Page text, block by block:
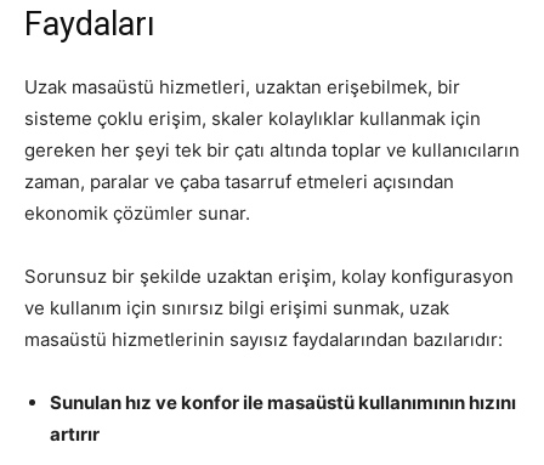
Faydaları
Uzak masaüstü hizmetleri, uzaktan erişebilmek, bir
sisteme çoklu erişim, skaler kolaylıklar kullanmak için
gereken her şeyi tek bir çatı altında toplar ve kullanıcıların
zaman, paralar ve çaba tasarruf etmeleri açısından
ekonomik çözümler sunar.
Sorunsuz bir şekilde uzaktan erişim, kolay konfigurasyon
ve kullanım için sınırsız bilgi erişimi sunmak, uzak
masaüstü hizmetlerinin sayısız faydalarından bazılarıdır:
Sunulan hız ve konfor ile masaüstü kullanımının hızını
artırır